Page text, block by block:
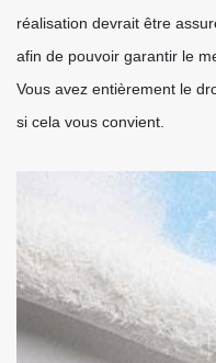
réalisation devrait être
afin de pouvoir garantir le
Vous avez entièrement le
si cela vous convient.